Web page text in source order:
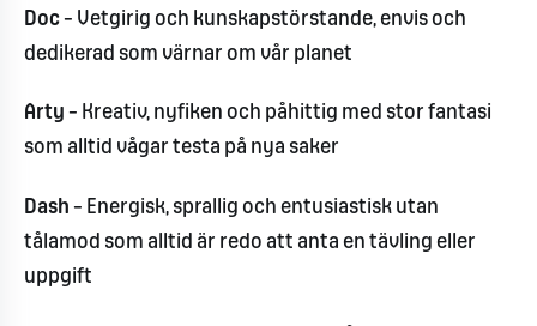
Doc – Vetgirig och kunskapstörstande, envis och
dedikerad som värnar om vår planet
Arty – Kreativ, nyfiken och påhittig med stor fantasi
som alltid vågar testa på nya saker
Dash – Energisk, sprallig och entusiastisk utan
tålamod som alltid är redo att anta en tävling eller
uppgift